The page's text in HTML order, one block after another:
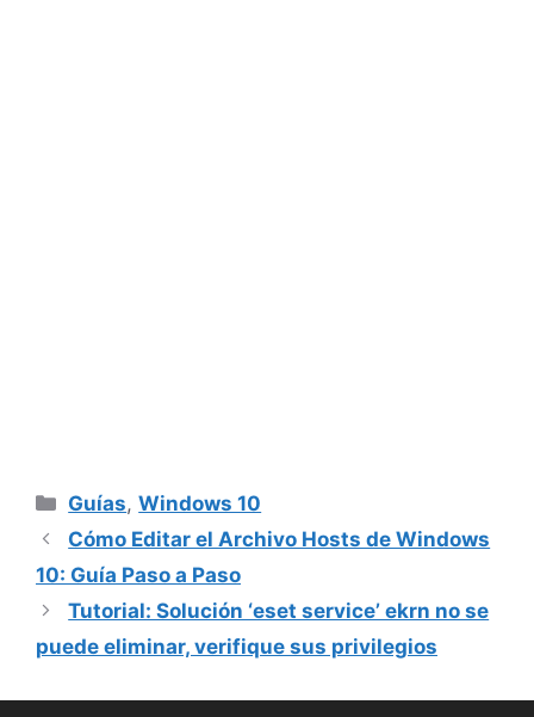
Categorías
Guías,Windows 10
Cómo Editar el Archivo Hosts de Windows
10: Guía Paso a Paso
Tutorial: Solución ‘eset service’ ekrn no se
puede eliminar, verifique sus privilegios